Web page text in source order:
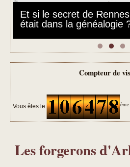
Et si le secret de
était dans la généalogie
Compteur de
Vous êtes le ème
Les forgerons